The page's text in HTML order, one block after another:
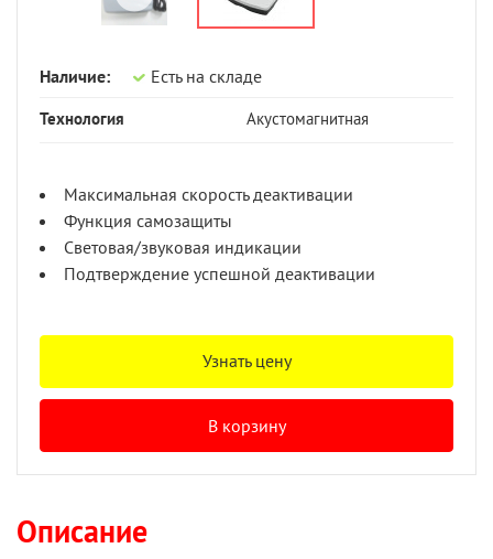
Наличие: Есть на складе
Технология Акустомагнитная
Максимальная скорость деактивации
Функция самозащиты
Световая/звуковая индикации
Подтверждение успешной деактивации
Узнать цену
В корзину
Описание